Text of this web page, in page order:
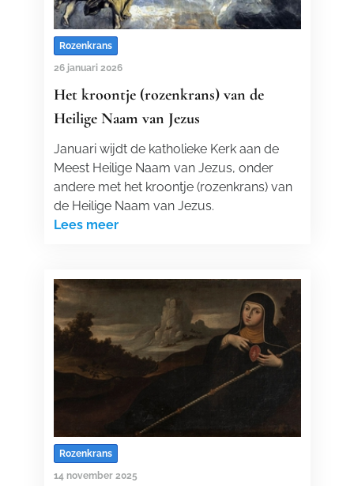
Rozenkrans
26 januari 2026
Het kroontje (rozenkrans) van de
Heilige Naam van Jezus
Januari wijdt de katholieke Kerk aan de
Meest Heilige Naam van Jezus, onder
andere met het kroontje (rozenkrans) van
de Heilige Naam van Jezus.
Lees meer
Rozenkrans
14 november 2025